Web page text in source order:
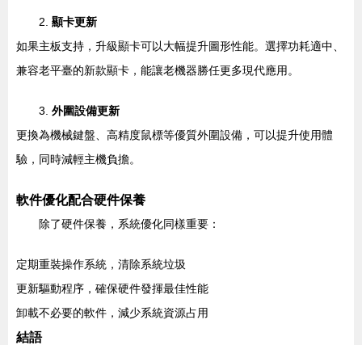
2. 顯卡更新
如果主板支持，升級顯卡可以大幅提升圖形性能。選擇功耗適中、
兼容老平臺的新款顯卡，能讓老機器勝任更多現代應用。
3. 外圍設備更新
更換為機械鍵盤、高精度鼠標等優質外圍設備，可以提升使用體
驗，同時減輕主機負擔。
軟件優化配合硬件保養
除了硬件保養，系統優化同樣重要：
定期重裝操作系統，清除系統垃圾
更新驅動程序，確保硬件發揮最佳性能
卸載不必要的軟件，減少系統資源占用
結語